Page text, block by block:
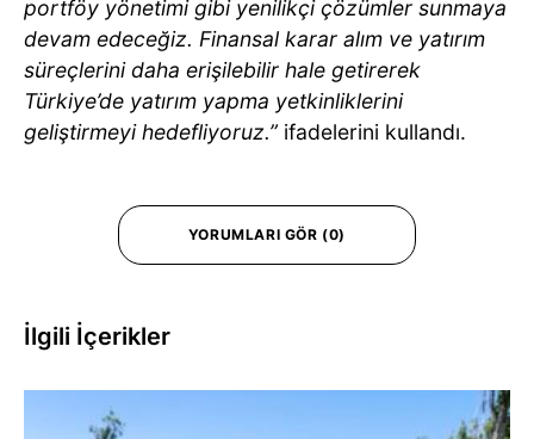
portföy yönetimi gibi yenilikçi çözümler sunmaya
devam edeceğiz. Finansal karar alım ve yatırım
süreçlerini daha erişilebilir hale getirerek
Türkiye’de yatırım yapma yetkinliklerini
geliştirmeyi hedefliyoruz.” ifadelerini kullandı.
YORUMLARI GÖR (0)
İlgili İçerikler